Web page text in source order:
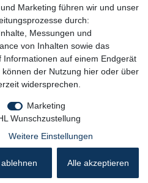
GmbH. Alle Rechte vorbehalten.
Marketing führen wir und unser
durch:
Messungen und
von Inhalten sowie das
auf einem Endgerät
der Nutzung hier oder über
widersprechen.
Marketing
Wunschzustellung
Weitere Einstellungen
Alle akzeptieren